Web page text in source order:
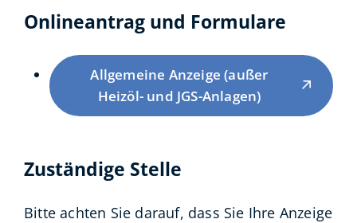
Onlineantrag und Formulare
Allgemeine Anzeige (außer
Heizöl- und JGS-Anlagen)
Zuständige Stelle
Bitte achten Sie darauf, dass Sie Ihre Anzeige